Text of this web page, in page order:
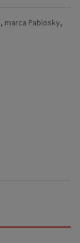
marca Pablosky,